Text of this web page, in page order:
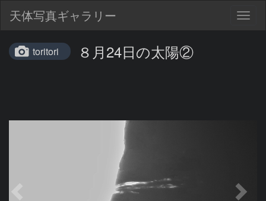
天体写真ギャラリー
toritori ８月24日の太陽②